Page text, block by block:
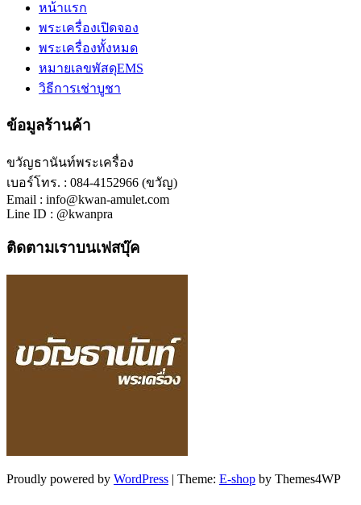
หน้าแรก
พระเครื่องเปิดจอง
พระเครื่องทั้งหมด
หมายเลขพัสดุEMS
วิธีการเช่าบูชา
ข้อมูลร้านค้า
ขวัญธานันท์พระเครื่อง
เบอร์โทร. : 084-4152966 (ขวัญ)
Email : info@kwan-amulet.com
Line ID : @kwanpra
ติดตามเราบนเฟสบุ๊ค
Proudly powered by WordPress | Theme: E-shop by Themes4WP